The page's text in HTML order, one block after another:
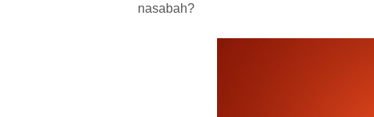
nasabah?